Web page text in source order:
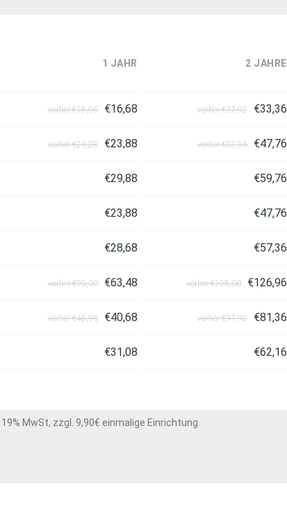
1 JAHR
vorher €18,96 €16,68
vorher €26,28 €23,88
€29,88
€23,88
€28,68
vorher €99,00 €63,48
vorher €48,96 €40,68
€31,08
2 JAHRE
vorher €37,92 €33,36
vorher €52,56 €47,76
€59,76
€47,76
€57,36
vorher €198,00 €126,96
vorher €97,92 €81,36
€62,16
19% MwSt, zzgl. 9,90€ einmalige Einrichtung